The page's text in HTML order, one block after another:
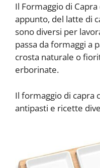
Il Formaggio di
appunto, del latte di
sono diversi per
passa da formaggi a
crosta naturale o
erborinate.
Il formaggio di capra
antipasti e ricette